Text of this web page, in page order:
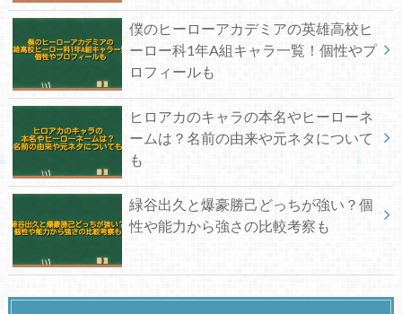
僕のヒーローアカデミアの英雄高校ヒ
ーロー科1年A組キャラ一覧！個性やプ
ロフィールも
ヒロアカのキャラの本名やヒーローネ
ームは？名前の由来や元ネタについて
も
緑谷出久と爆豪勝己どっちが強い？個
性や能力から強さの比較考察も